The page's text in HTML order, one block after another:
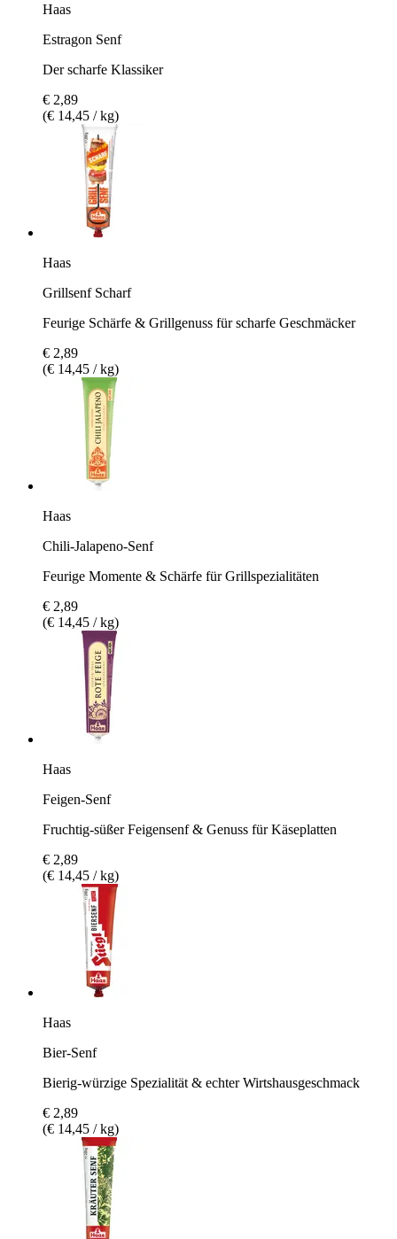
Haas
Estragon Senf
Der scharfe Klassiker
€ 2,89
(€ 14,45 / kg)
Haas
Grillsenf Scharf
Feurige Schärfe & Grillgenuss für scharfe Geschmäcker
€ 2,89
(€ 14,45 / kg)
Haas
Chili-Jalapeno-Senf
Feurige Momente & Schärfe für Grillspezialitäten
€ 2,89
(€ 14,45 / kg)
Haas
Feigen-Senf
Fruchtig-süßer Feigensenf & Genuss für Käseplatten
€ 2,89
(€ 14,45 / kg)
Haas
Bier-Senf
Bierig-würzige Spezialität & echter Wirtshausgeschmack
€ 2,89
(€ 14,45 / kg)